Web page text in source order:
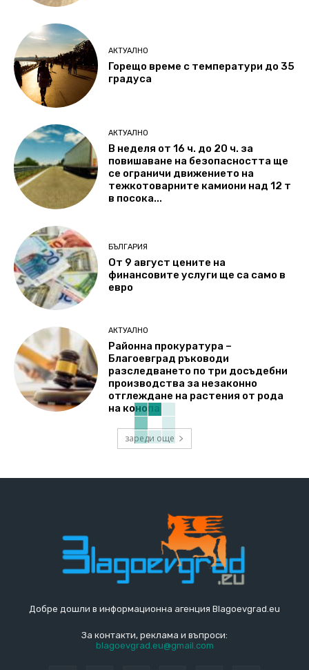
АКТУАЛНО
Горещо време с температури до 35
градуса
АКТУАЛНО
В неделя от 16 ч. до 20 ч. за
повишаване на безопасността ще
се ограничи движението на
тежкотоварните камиони над 12 т
в посока...
БЪЛГАРИЯ
От 9 август цените на
финансовите услуги ще са само в
евро
АКТУАЛНО
Районна прокуратура –
Благоевград ръководи
разследването по три досъдебни
производства за незаконно
отглеждане на растения от рода
на конопа
зареди още
Добре дошли в информационна агенция Blagoevgrad.eu
За контакти, реклама и въпроси:
blagoevgrad.eu@gmail.com